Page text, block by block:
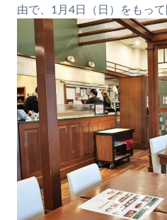
由で、1月4日（日）をもって